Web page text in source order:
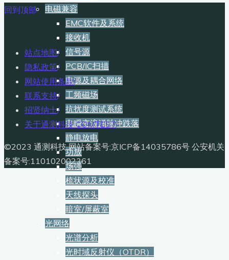
电磁兼容
EMC软件及系统
接收机
信号源
PCB/IC扫描
电源及耦合网络
工频磁场
抗扰度测试系统
电瞬变浪涌脉冲跌落
静电放电
功放
场强
梳状源及校准
天线探头
暗室/屏蔽室
光网络
光谱分析
光时域反射仪（OTDR）
回到顶部
站点地图/
隐私政策/
网站使用条款/
联系支持/
招贤纳士/
关于通测科技 COMTEST/
©2023 通测科技 网站备案号:京ICP备14035786号 公安机关
备案号:110102002361